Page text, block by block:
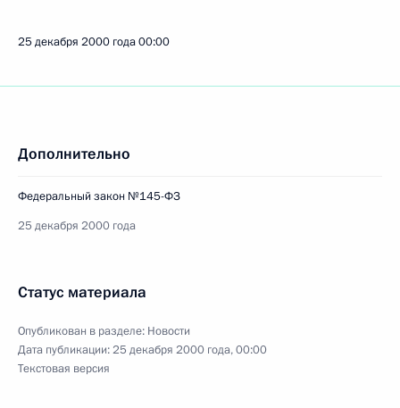
25 декабря 2000 года00:00
Дополнительно
Федеральный закон №145-ФЗ
25 декабря 2000 года
Статус материала
Опубликован в разделе: Новости
Дата публикации:25 декабря 2000 года, 00:00
Текстовая версия